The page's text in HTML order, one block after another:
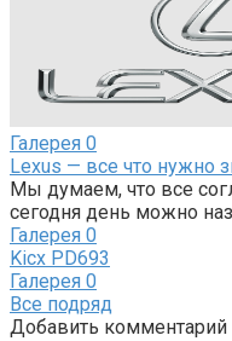
Галерея 0
Lexus — все что нужно
Мы думаем, что все
сегодня день можно
Галерея 0
Kicx PD693
Галерея 0
Все подряд
Добавить комментарий